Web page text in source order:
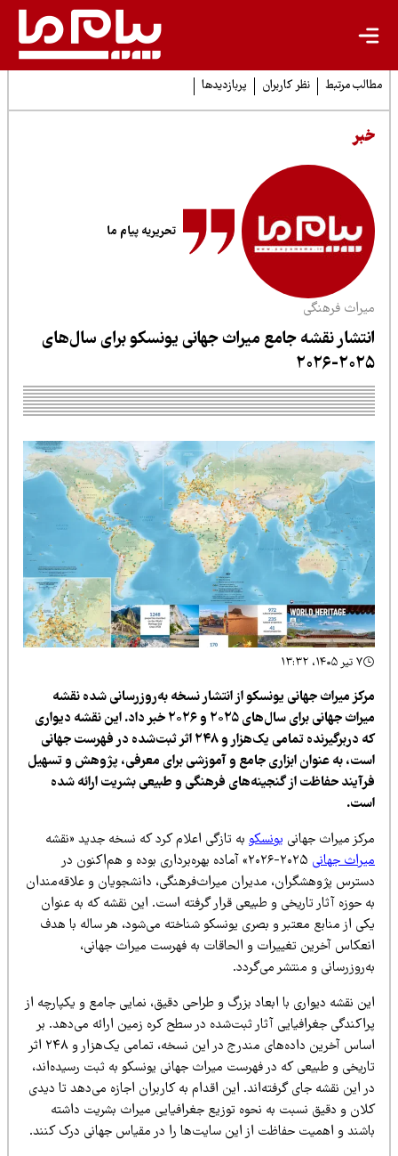
مرتبط نظر کاربران پربازدیدها
تحریریه پیام ما
فرهنگی
نقشه جامع میراث جهانی یونسکو برای سال‌های
۲۰۲۶
میراث جهانی یونسکو از انتشار نسخه به‌روزرسانی شده نقشه
میراث جهانی برای سال‌های ۲۰۲۵ و ۲۰۲۶ خبر داد. این نقشه دیواری
که دربرگیرنده تمامی یک‌هزار و ۲۴۸ اثر ثبت‌شده در فهرست جهانی
به عنوان ابزاری جامع و آموزشی برای معرفی، پژوهش و تسهیل
حفاظت از گنجینه‌های فرهنگی و طبیعی بشریت ارائه شده
میراث جهانییونسکوبه تازگی اعلام کرد که نسخه جدید «نقشه
جهانی
۲۰۲۵-۲۰۲۶» آماده بهره‌برداری بوده و هم‌اکنون در
پژوهشگران، مدیران میراث‌فرهنگی، دانشجویان و علاقه‌مندان
حوزه آثار تاریخی و طبیعی قرار گرفته است. این نقشه که به عنوان
از منابع معتبر و بصری یونسکو شناخته می‌شود، هر ساله با هدف
آخرین تغییرات و الحاقات به فهرست میراث جهانی،
و منتشر می‌گردد.
نقشه دیواری با ابعاد بزرگ و طراحی دقیق، نمایی جامع و یکپارچه از
جغرافیایی آثار ثبت‌شده در سطح کره زمین ارائه می‌دهد. بر
اساس آخرین داده‌های مندرج در این نسخه، تمامی یک‌هزار و ۲۴۸ اثر
و طبیعی که در فهرست میراث جهانی یونسکو به ثبت رسیده‌اند،
این نقشه جای گرفته‌اند. این اقدام به کاربران اجازه می‌دهد تا دیدی
و دقیق نسبت به نحوه توزیع جغرافیایی میراث بشریت داشته
و اهمیت حفاظت از این سایت‌ها را در مقیاس جهانی درک کنند.